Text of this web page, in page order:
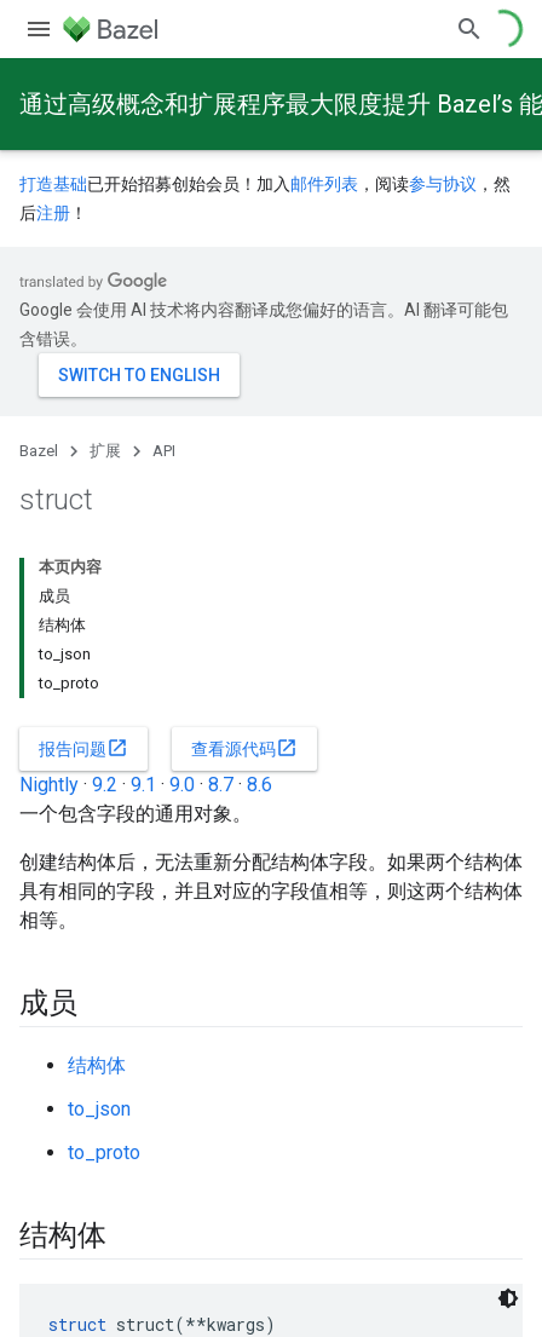
通过高级概念和扩展程序最大限度提升 Bazel’s
打造基础已开始招募创始会员！加入 邮件列表 ，阅读参与协议 ，然
后注册 ！
Google 会使用 AI 技术将内容翻译成您偏好的语言。AI 翻译可能包
含错误。
Bazel 扩展 API
struct
本页内容
成员
结构体
to_json
to_proto
报告问题open_in_new 查看源代码open_in_new
Nightly · 9.2 · 9.1 · 9.0 · 8.7 · 8.6
一个包含字段的通用对象。
创建结构体后，无法重新分配结构体字段。如果两个结构体
具有相同的字段，并且对应的字段值相等，则这两个结构体
相等。
成员
结构体
to_json
to_proto
结构体
struct struct(**kwargs)